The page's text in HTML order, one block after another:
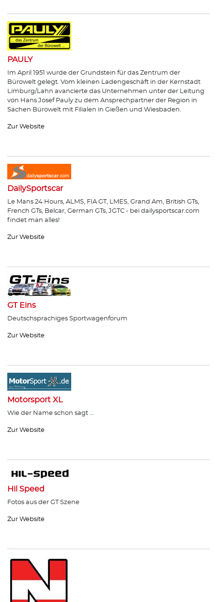
PAULY
Im April 1951 wurde der Grundstein für das Zentrum der
Bürowelt gelegt. Vom kleinen Ladengeschäft in der Kernstadt
Limburg/Lahn avancierte das Unternehmen unter der Leitung
von Hans Josef Pauly zu dem Ansprechpartner der Region in
Sachen Bürowelt mit Filialen in Gießen und Wiesbaden.
Zur Website
DailySportscar
Le Mans 24 Hours, ALMS, FIA GT, LMES, Grand Am, British GTs,
French GTs, Belcar, German GTs, JGTC - bei dailysportscar.com
findet man alles!
Zur Website
GT Eins
Deutschsprachiges Sportwagenforum
Zur Website
Motorsport XL
Wie der Name schon sagt …
Zur Website
Hil Speed
Fotos aus der GT Szene
Zur Website